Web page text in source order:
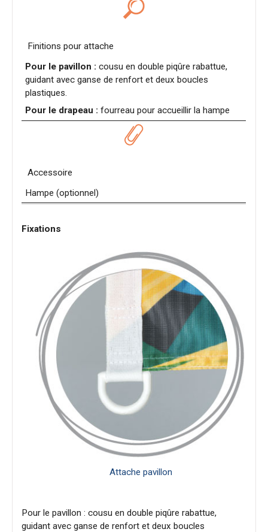
Finitions pour attache
Pour le pavillon : cousu en double piqûre rabattue,
guidant avec ganse de renfort et deux boucles
plastiques.
Pour le drapeau : fourreau pour accueillir la hampe
Accessoire
Hampe (optionnel)
Fixations
Attache pavillon
Pour le pavillon : cousu en double piqûre rabattue,
guidant avec ganse de renfort et deux boucles